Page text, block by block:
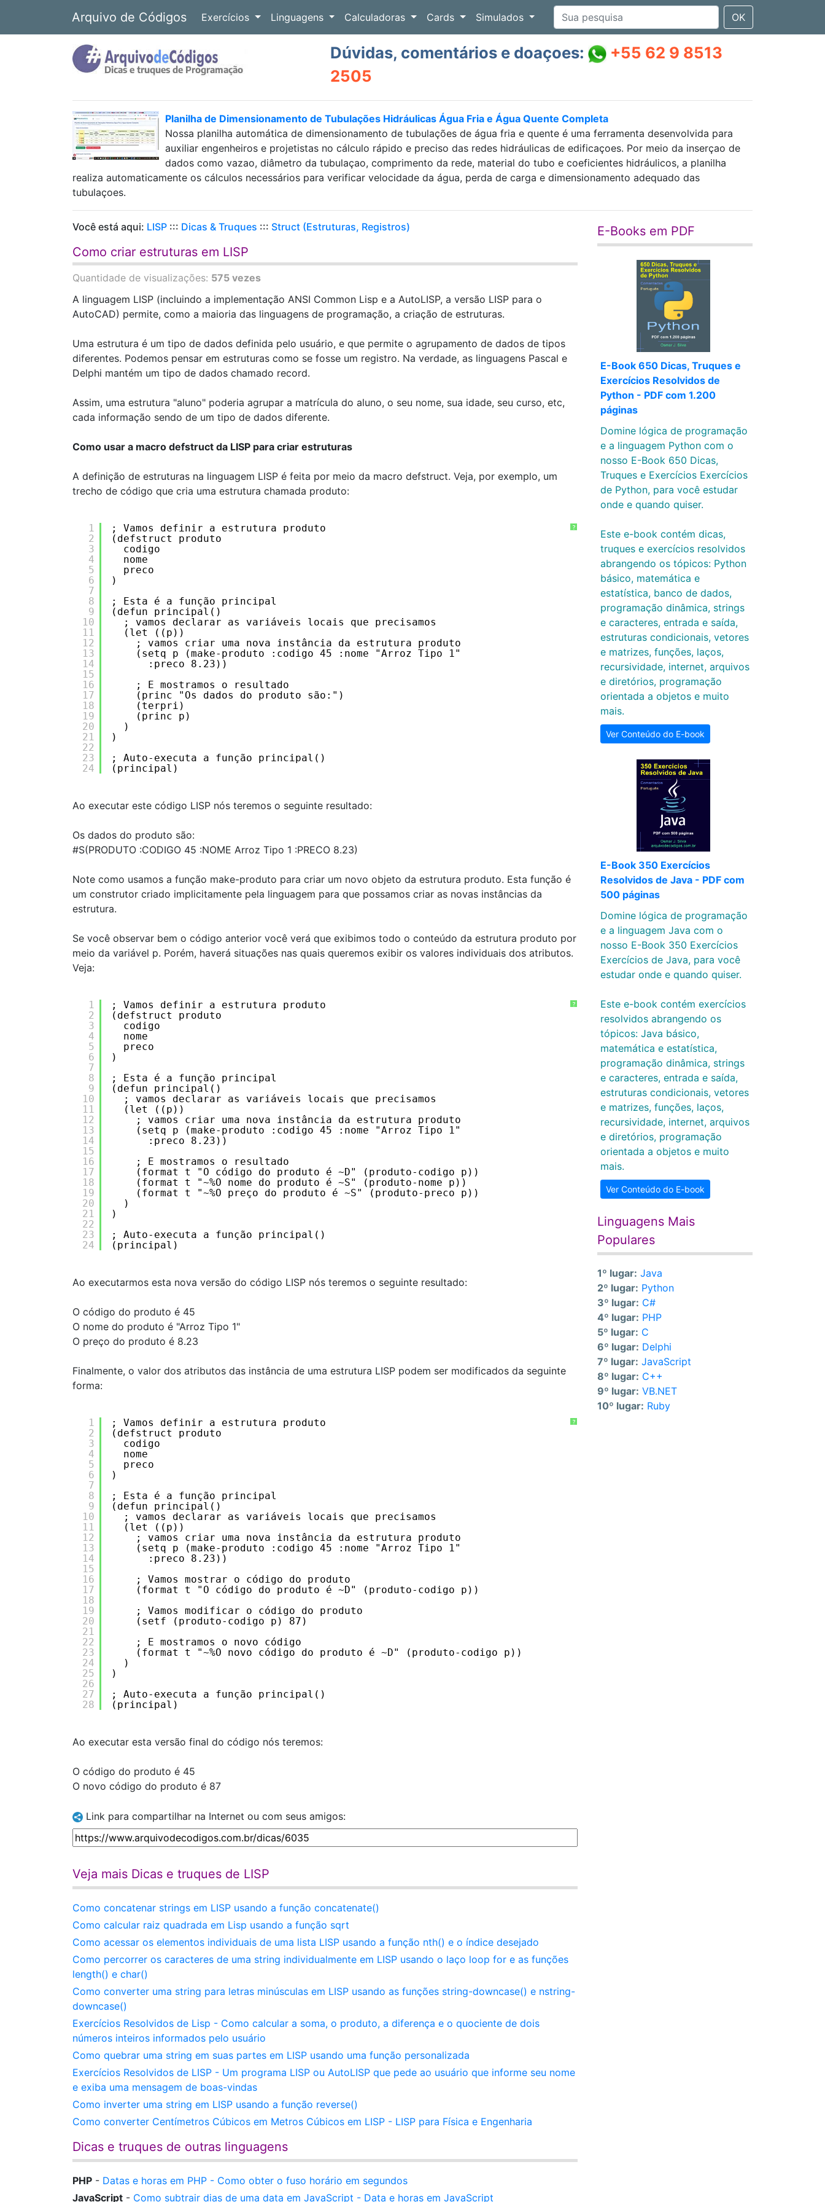
Arquivo de Códigos Exercícios Linguagens Calculadoras Cards Simulados OK
Dúvidas, comentários e doaçoes:
+55 62 9 8513
2505
Planilha de Dimensionamento de Tubulações Hidráulicas Água Fria e Água Quente Completa
Nossa planilha automática de dimensionamento de tubulações de água fria e quente é uma ferramenta desenvolvida para
auxiliar engenheiros e projetistas no cálculo rápido e preciso das redes hidráulicas de edificaçoes. Por meio da inserçao de
dados como vazao, diâmetro da tubulaçao, comprimento da rede, material do tubo e coeficientes hidráulicos, a planilha
realiza automaticamente os cálculos necessários para verificar velocidade da água, perda de carga e dimensionamento adequado das
tubulaçoes.
Você está aqui: LISP ::: Dicas & Truques ::: Struct (Estruturas, Registros)
Como criar estruturas em LISP
Quantidade de visualizações: 575 vezes
A linguagem LISP (incluindo a implementação ANSI Common Lisp e a AutoLISP, a versão LISP para o
AutoCAD) permite, como a maioria das linguagens de programação, a criação de estruturas.
Uma estrutura é um tipo de dados definida pelo usuário, e que permite o agrupamento de dados de tipos
diferentes. Podemos pensar em estruturas como se fosse um registro. Na verdade, as linguagens Pascal e
Delphi mantém um tipo de dados chamado record.
Assim, uma estrutura "aluno" poderia agrupar a matrícula do aluno, o seu nome, sua idade, seu curso, etc,
cada informação sendo de um tipo de dados diferente.
Como usar a macro defstruct da LISP para criar estruturas
A definição de estruturas na linguagem LISP é feita por meio da macro defstruct. Veja, por exemplo, um
trecho de código que cria uma estrutura chamada produto:
?
1
2
3
4
5
6
7
8
9
10
11
12
13
14
15
16
17
18
19
20
21
22
23
24
; Vamos definir a estrutura produto
(defstruct produto
codigo
nome
preco
)
; Esta é a função principal
(defun principal()
; vamos declarar as variáveis locais que precisamos
(let ((p))
; vamos criar uma nova instância da estrutura produto
(setq p (make-produto :codigo 45 :nome "Arroz Tipo 1"
:preco 8.23))
; E mostramos o resultado
(princ "Os dados do produto são:")
(terpri)
(princ p)
)
)
; Auto-executa a função principal()
(principal)
Ao executar este código LISP nós teremos o seguinte resultado:
Os dados do produto são:
#S(PRODUTO :CODIGO 45 :NOME Arroz Tipo 1 :PRECO 8.23)
Note como usamos a função make-produto para criar um novo objeto da estrutura produto. Esta função é
um construtor criado implicitamente pela linguagem para que possamos criar as novas instâncias da
estrutura.
Se você observar bem o código anterior você verá que exibimos todo o conteúdo da estrutura produto por
meio da variável p. Porém, haverá situações nas quais queremos exibir os valores individuais dos atributos.
Veja:
?
1
2
3
4
5
6
7
8
9
10
11
12
13
14
15
16
17
18
19
20
21
22
23
24
; Vamos definir a estrutura produto
(defstruct produto
codigo
nome
preco
)
; Esta é a função principal
(defun principal()
; vamos declarar as variáveis locais que precisamos
(let ((p))
; vamos criar uma nova instância da estrutura produto
(setq p (make-produto :codigo 45 :nome "Arroz Tipo 1"
:preco 8.23))
; E mostramos o resultado
(format t "O código do produto é ~D" (produto-codigo p))
(format t "~%O nome do produto é ~S" (produto-nome p))
(format t "~%O preço do produto é ~S" (produto-preco p))
)
)
; Auto-executa a função principal()
(principal)
Ao executarmos esta nova versão do código LISP nós teremos o seguinte resultado:
O código do produto é 45
O nome do produto é "Arroz Tipo 1"
O preço do produto é 8.23
Finalmente, o valor dos atributos das instância de uma estrutura LISP podem ser modificados da seguinte
forma:
?
1
2
3
4
5
6
7
8
9
10
11
12
13
14
15
16
17
18
19
20
21
22
23
24
25
26
27
28
; Vamos definir a estrutura produto
(defstruct produto
codigo
nome
preco
)
; Esta é a função principal
(defun principal()
; vamos declarar as variáveis locais que precisamos
(let ((p))
; vamos criar uma nova instância da estrutura produto
(setq p (make-produto :codigo 45 :nome "Arroz Tipo 1"
:preco 8.23))
; Vamos mostrar o código do produto
(format t "O código do produto é ~D" (produto-codigo p))
; Vamos modificar o código do produto
(setf (produto-codigo p) 87)
; E mostramos o novo código
(format t "~%O novo código do produto é ~D" (produto-codigo p))
)
)
; Auto-executa a função principal()
(principal)
Ao executar esta versão final do código nós teremos:
O código do produto é 45
O novo código do produto é 87
Link para compartilhar na Internet ou com seus amigos:
Veja mais Dicas e truques de LISP
Como concatenar strings em LISP usando a função concatenate()
Como calcular raiz quadrada em Lisp usando a função sqrt
Como acessar os elementos individuais de uma lista LISP usando a função nth() e o índice desejado
Como percorrer os caracteres de uma string individualmente em LISP usando o laço loop for e as funções
length() e char()
Como converter uma string para letras minúsculas em LISP usando as funções string-downcase() e nstring-
downcase()
Exercícios Resolvidos de Lisp - Como calcular a soma, o produto, a diferença e o quociente de dois
números inteiros informados pelo usuário
Como quebrar uma string em suas partes em LISP usando uma função personalizada
Exercícios Resolvidos de LISP - Um programa LISP ou AutoLISP que pede ao usuário que informe seu nome
e exiba uma mensagem de boas-vindas
Como inverter uma string em LISP usando a função reverse()
Como converter Centímetros Cúbicos em Metros Cúbicos em LISP - LISP para Física e Engenharia
Dicas e truques de outras linguagens
PHP - Datas e horas em PHP - Como obter o fuso horário em segundos
JavaScript - Como subtrair dias de uma data em JavaScript - Data e horas em JavaScript
E-Books em PDF
E-Book 650 Dicas, Truques e
Exercícios Resolvidos de
Python - PDF com 1.200
páginas
Domine lógica de programação
e a linguagem Python com o
nosso E-Book 650 Dicas,
Truques e Exercícios Exercícios
de Python, para você estudar
onde e quando quiser.
Este e-book contém dicas,
truques e exercícios resolvidos
abrangendo os tópicos: Python
básico, matemática e
estatística, banco de dados,
programação dinâmica, strings
e caracteres, entrada e saída,
estruturas condicionais, vetores
e matrizes, funções, laços,
recursividade, internet, arquivos
e diretórios, programação
orientada a objetos e muito
mais.
Ver Conteúdo do E-book
E-Book 350 Exercícios
Resolvidos de Java - PDF com
500 páginas
Domine lógica de programação
e a linguagem Java com o
nosso E-Book 350 Exercícios
Exercícios de Java, para você
estudar onde e quando quiser.
Este e-book contém exercícios
resolvidos abrangendo os
tópicos: Java básico,
matemática e estatística,
programação dinâmica, strings
e caracteres, entrada e saída,
estruturas condicionais, vetores
e matrizes, funções, laços,
recursividade, internet, arquivos
e diretórios, programação
orientada a objetos e muito
mais.
Ver Conteúdo do E-book
Linguagens Mais
Populares
1º lugar: Java
2º lugar: Python
3º lugar: C#
4º lugar: PHP
5º lugar: C
6º lugar: Delphi
7º lugar: JavaScript
8º lugar: C++
9º lugar: VB.NET
10º lugar: Ruby